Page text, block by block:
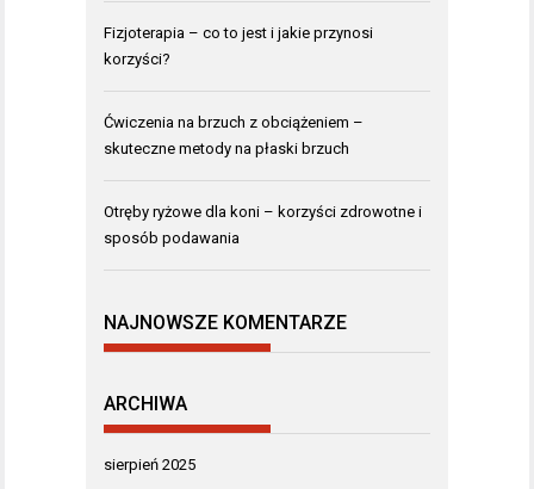
Fizjoterapia – co to jest i jakie przynosi
korzyści?
Ćwiczenia na brzuch z obciążeniem –
skuteczne metody na płaski brzuch
Otręby ryżowe dla koni – korzyści zdrowotne i
sposób podawania
NAJNOWSZE KOMENTARZE
ARCHIWA
sierpień 2025